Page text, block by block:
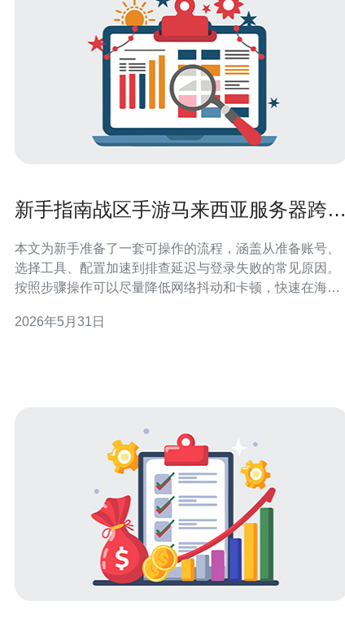
新手指南战区手游马来西亚服务器跨区
本文为新手准备了一套可操作的流程，涵盖从准备账号、
选择工具、配置加速到排查延迟与登录失败的常见原因。
按照步骤操作可以尽量降低网络抖动和卡顿，快速在海外
马来西亚服务器？ 首先确认你的目的：是为了体验特定区
2026年5月31日